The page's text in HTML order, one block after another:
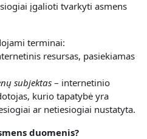
įgalioti tvarkyti asmens
terminai:
resursas, pasiekiamas
subjektas – internetinio
kurio tapatybė yra
ar netiesiogiai nustatyta.
duomenis?